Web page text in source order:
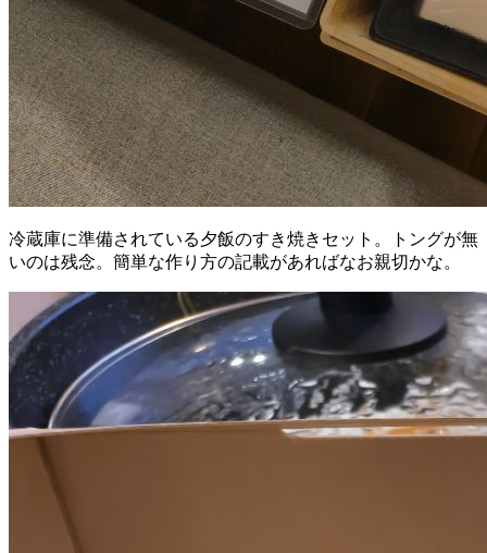
冷蔵庫に準備されている夕飯のすき焼きセット。トングが無
いのは残念。簡単な作り方の記載があればなお親切かな。